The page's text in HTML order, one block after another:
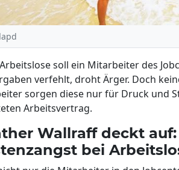
soll ein Mitarbeiter des
verfehlt, droht Ärger. Doch
sorgen diese nur für Druck und
Arbeitsvertrag.
Wallraff deckt
bei